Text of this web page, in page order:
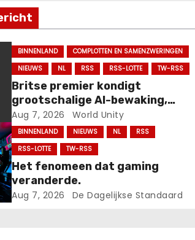
BINNENLAND
COMPLOTTEN EN SAMENZWERINGEN
NIEUWS
NL RSS RSS-LOTTE TW-RSS
Britse premier kondigt
grootschalige AI-bewaking,
‘gedragsbevelen’ en
politietaakgroep aan na golf van
protesten, onrust en rellen.
Aug 7, 2026 World Unity
BINNENLAND NIEUWS NL
RSS
RSS-LOTTE
TW-RSS
Het fenomeen dat gaming
veranderde.
Aug 7, 2026 De Dagelijkse Standaard